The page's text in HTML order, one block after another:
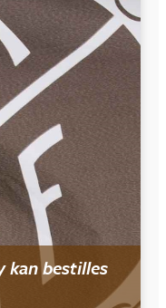
kan bestilles